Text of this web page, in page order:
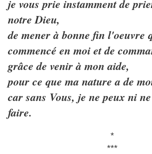
je vous prie instamment de
notre Dieu,
de mener à bonne fin l'oeuvre
commencé en moi et de
grâce de venir à mon aide,
pour ce que ma nature a de
car sans Vous, je ne peux ni
faire.
*
***